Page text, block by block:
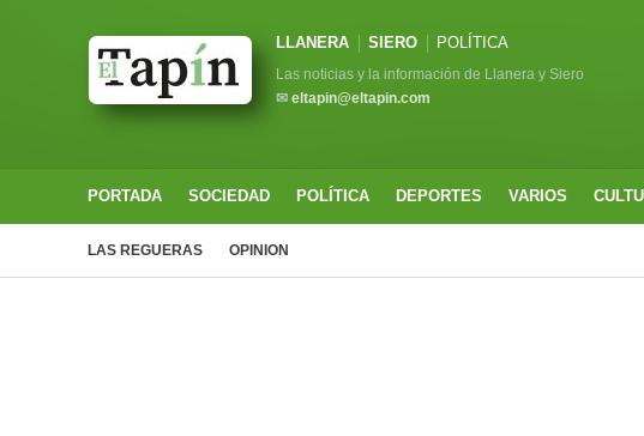
LLANERA SIERO POLÍTICA
Las noticias y la información de Llanera y Siero
✉ eltapin@eltapin.com
PORTADA SOCIEDAD POLÍTICA DEPORTES VARIOS
LAS REGUERAS OPINION